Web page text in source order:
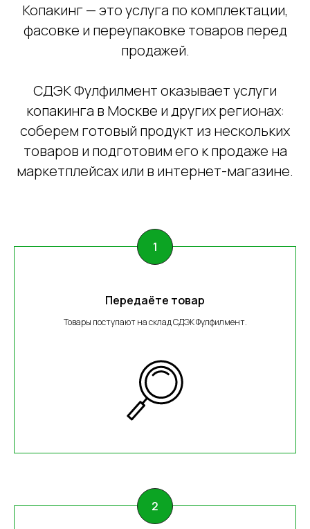
Копакинг — это услуга по комплектации,
фасовке и переупаковке товаров перед
продажей.
СДЭК Фулфилмент оказывает услуги
копакинга в Москве и других регионах:
соберем готовый продукт из нескольких
товаров и подготовим его к продаже на
маркетплейсах или в интернет-магазине.
Передаёте товар
Товары поступают на склад СДЭК Фулфилмент.